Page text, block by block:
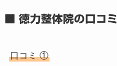
■ 徳力整体院の口コミ
口コミ ①